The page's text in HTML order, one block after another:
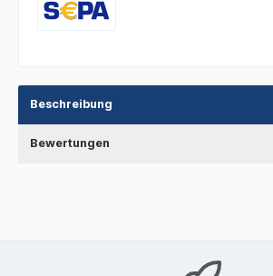
Beschreibung
Bewertungen